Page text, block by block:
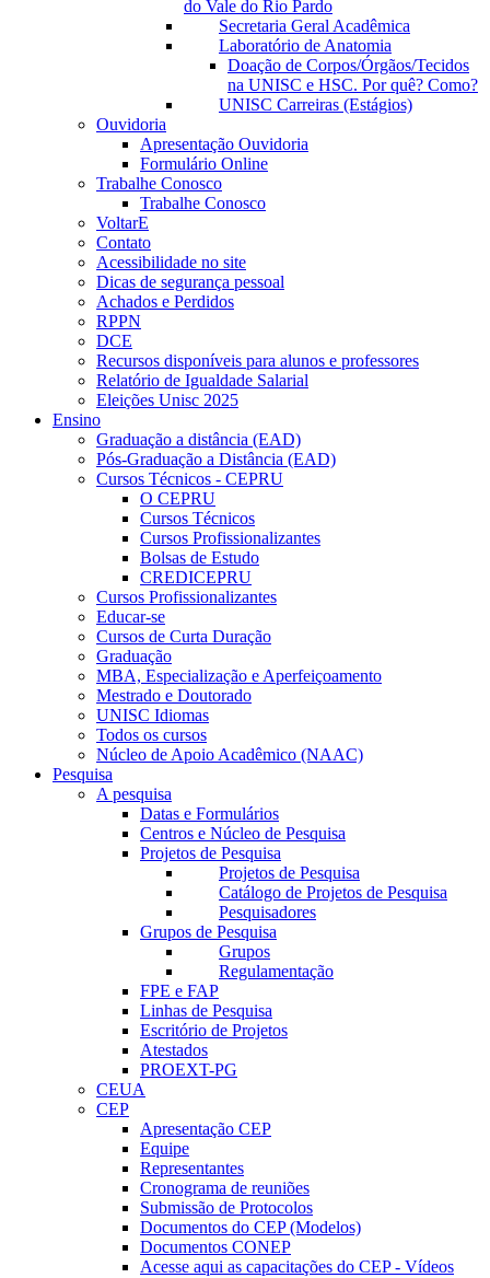
do Vale do Rio Pardo
Secretaria Geral Acadêmica
Laboratório de Anatomia
Doação de Corpos/Órgãos/Tecidos
na UNISC e HSC. Por quê? Como?
UNISC Carreiras (Estágios)
Ouvidoria
Apresentação Ouvidoria
Formulário Online
Trabalhe Conosco
Trabalhe Conosco
VoltarE
Contato
Acessibilidade no site
Dicas de segurança pessoal
Achados e Perdidos
RPPN
DCE
Recursos disponíveis para alunos e professores
Relatório de Igualdade Salarial
Eleições Unisc 2025
Ensino
Graduação a distância (EAD)
Pós-Graduação a Distância (EAD)
Cursos Técnicos - CEPRU
O CEPRU
Cursos Técnicos
Cursos Profissionalizantes
Bolsas de Estudo
CREDICEPRU
Cursos Profissionalizantes
Educar-se
Cursos de Curta Duração
Graduação
MBA, Especialização e Aperfeiçoamento
Mestrado e Doutorado
UNISC Idiomas
Todos os cursos
Núcleo de Apoio Acadêmico (NAAC)
Pesquisa
A pesquisa
Datas e Formulários
Centros e Núcleo de Pesquisa
Projetos de Pesquisa
Projetos de Pesquisa
Catálogo de Projetos de Pesquisa
Pesquisadores
Grupos de Pesquisa
Grupos
Regulamentação
FPE e FAP
Linhas de Pesquisa
Escritório de Projetos
Atestados
PROEXT-PG
CEUA
CEP
Apresentação CEP
Equipe
Representantes
Cronograma de reuniões
Submissão de Protocolos
Documentos do CEP (Modelos)
Documentos CONEP
Acesse aqui as capacitações do CEP - Vídeos